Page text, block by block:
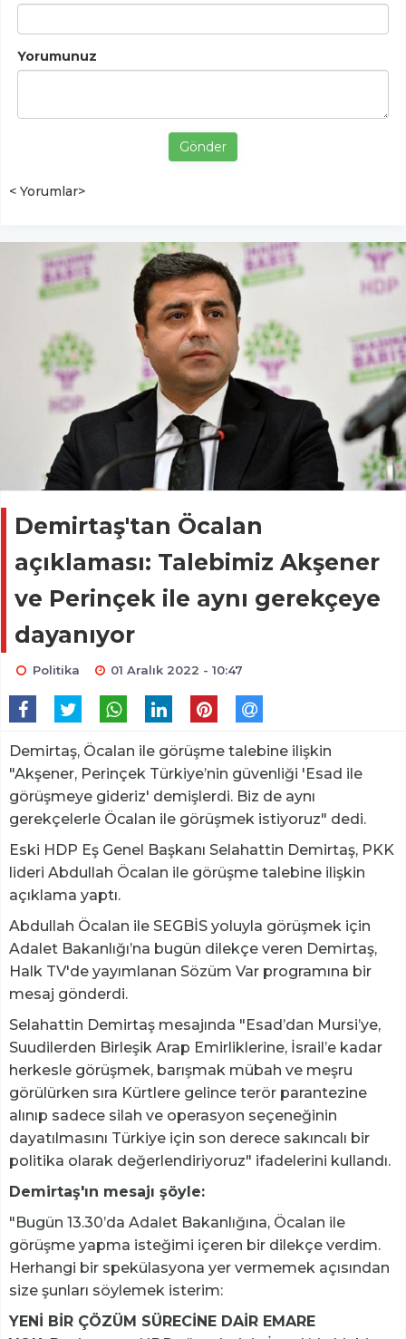
Yorumunuz
Gönder
< Yorumlar>
Demirtaş'tan Öcalan
açıklaması: Talebimiz Akşener
ve Perinçek ile aynı gerekçeye
dayanıyor
Politika 01 Aralık 2022 - 10:47
Demirtaş, Öcalan ile görüşme talebine ilişkin
"Akşener, Perinçek Türkiye’nin güvenliği 'Esad ile
görüşmeye gideriz' demişlerdi. Biz de aynı
gerekçelerle Öcalan ile görüşmek istiyoruz" dedi.
Eski HDP Eş Genel Başkanı Selahattin Demirtaş, PKK
lideri Abdullah Öcalan ile görüşme talebine ilişkin
açıklama yaptı.
Abdullah Öcalan ile SEGBİS yoluyla görüşmek için
Adalet Bakanlığı’na bugün dilekçe veren Demirtaş,
Halk TV'de yayımlanan Sözüm Var programına bir
mesaj gönderdi.
Selahattin Demirtaş mesajında "Esad’dan Mursi’ye,
Suudilerden Birleşik Arap Emirliklerine, İsrail’e kadar
herkesle görüşmek, barışmak mübah ve meşru
görülürken sıra Kürtlere gelince terör parantezine
alınıp sadece silah ve operasyon seçeneğinin
dayatılmasını Türkiye için son derece sakıncalı bir
politika olarak değerlendiriyoruz" ifadelerini kullandı.
Demirtaş'ın mesajı şöyle:
"Bugün 13.30’da Adalet Bakanlığına, Öcalan ile
görüşme yapma isteğimi içeren bir dilekçe verdim.
Herhangi bir spekülasyona yer vermemek açısından
size şunları söylemek isterim:
YENİ BİR ÇÖZÜM SÜRECİNE DAİR EMARE